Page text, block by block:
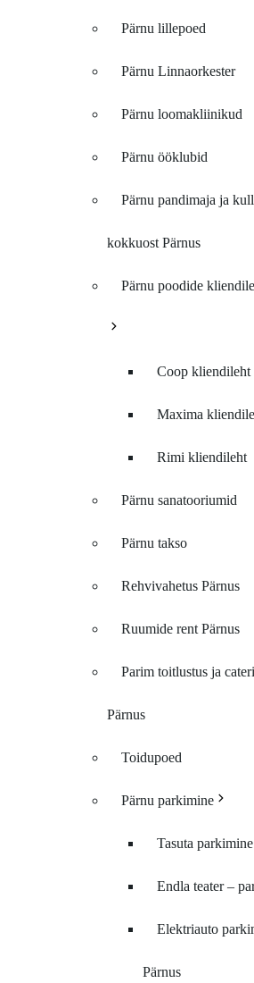
Pärnu lillepoed
Pärnu Linnaorkester
Pärnu loomakliinikud
Pärnu ööklubid
Pärnu pandimaja ja
kokkuost Pärnus
Pärnu poodide
Coop kliendileht
Maxima
Rimi kliendileht
Pärnu sanatooriumid
Pärnu takso
Rehvivahetus Pärnus
Ruumide rent Pärnus
Parim toitlustus ja
Pärnus
Toidupoed
Pärnu parkimine
Tasuta
Endla teater –
Elektriauto
Pärnus